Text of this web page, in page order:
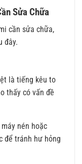
Sửa Chữa
cần sửa chữa,
đây.
là tiếng kêu to
thấy có vấn đề
nén hoặc
để tránh hư hỏng